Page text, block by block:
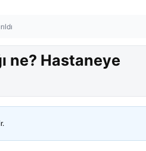
ne? Hastaneye